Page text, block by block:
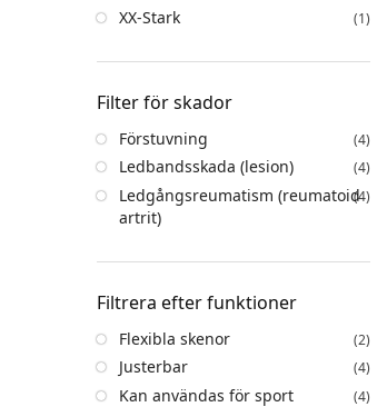
XX-Stark (1)
Filter för skador
Förstuvning (4)
Ledbandsskada (lesion) (4)
Ledgångsreumatism (reumatoid
artrit)
(4)
Filtrera efter funktioner
Flexibla skenor (2)
Justerbar (4)
Kan användas för sport (4)